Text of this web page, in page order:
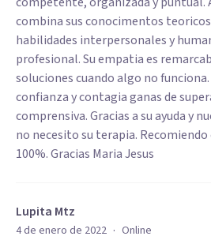
combina sus conocimentos
habilidades interpersonales y
profesional. Su empatia es
soluciones cuando algo no
confianza y contagia ganas de
comprensiva. Gracias a su ayuda y
no necesito su terapia.
100%. Gracias Maria Jesus
Lupita Mtz
4 de enero de 2022 · Online